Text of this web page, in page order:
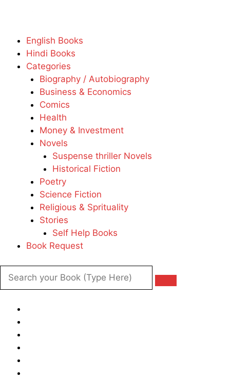
English Books
Hindi Books
Categories
Biography / Autobiography
Business & Economics
Comics
Health
Money & Investment
Novels
Suspense thriller Novels
Historical Fiction
Poetry
Science Fiction
Religious & Sprituality
Stories
Self Help Books
Book Request